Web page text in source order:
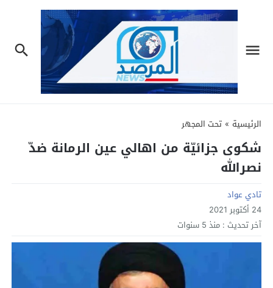
الرئيسية » تحت المجهر
شكوى جزائيّة من اهالي عين الرمانة ضدّ
نصرالله
تادي عواد
24 أكتوبر 2021
آخر تحديث : منذ 5 سنوات